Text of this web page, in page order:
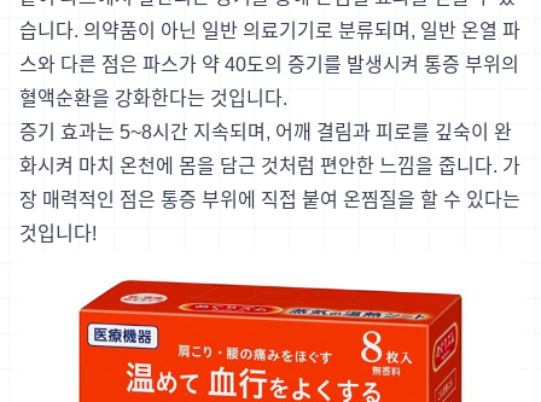
습니다. 의약품이 아닌 일반 의료기기로 분류되며, 일반 온열 파
스와 다른 점은 파스가 약 40도의 증기를 발생시켜 통증 부위의
혈액순환을 강화한다는 것입니다.
증기 효과는 5~8시간 지속되며, 어깨 결림과 피로를 깊숙이 완
화시켜 마치 온천에 몸을 담근 것처럼 편안한 느낌을 줍니다. 가
장 매력적인 점은 통증 부위에 직접 붙여 온찜질을 할 수 있다는
것입니다!